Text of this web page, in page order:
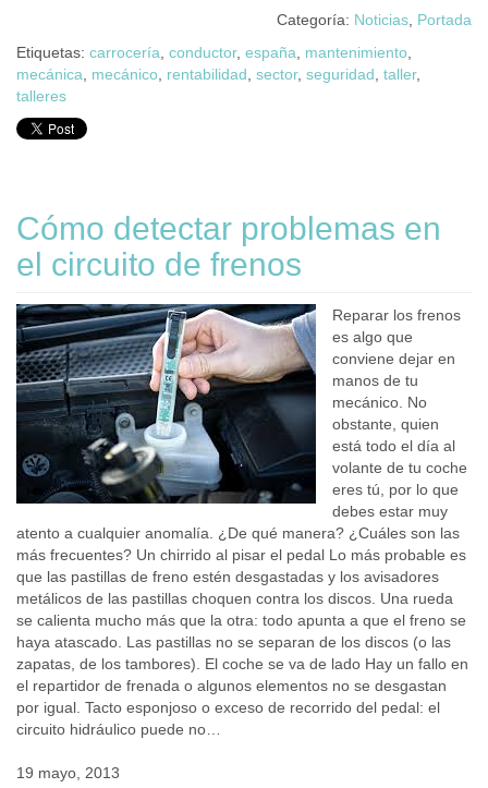
Categoría: Noticias Portada
Etiquetas: carrocería conductor, españa mantenimiento
mecánica
mecánico rentabilidad sector, seguridad taller,
talleres
Cómo detectar problemas en
el circuito de frenos
Reparar los frenos
es algo que
conviene dejar en
manos de tu
mecánico. No
obstante, quien
está todo el día al
volante de tu coche
eres tú, por lo que
debes estar muy
atento a cualquier anomalía. ¿De qué manera? ¿Cuáles son las
más frecuentes? Un chirrido al pisar el pedal Lo más probable es
que las pastillas de freno estén desgastadas y los avisadores
metálicos de las pastillas choquen contra los discos. Una rueda
se calienta mucho más que la otra: todo apunta a que el freno se
haya atascado. Las pastillas no se separan de los discos (o las
zapatas, de los tambores). El coche se va de lado Hay un fallo en
el repartidor de frenada o algunos elementos no se desgastan
por igual. Tacto esponjoso o exceso de recorrido del pedal: el
circuito hidráulico puede no…
19 mayo, 2013